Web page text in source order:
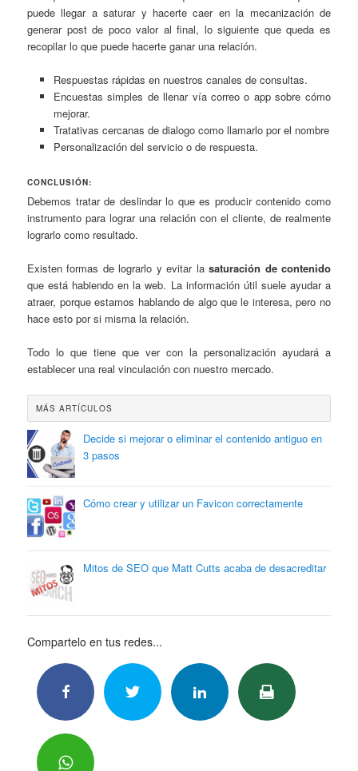
puede llegar a saturar y hacerte caer en la mecanización de
generar post de poco valor al final, lo siguiente que queda es
recopilar lo que puede hacerte ganar una relación.
Respuestas rápidas en nuestros canales de consultas.
Encuestas simples de llenar vía correo o app sobre cómo
mejorar.
Tratativas cercanas de dialogo como llamarlo por el nombre
Personalización del servicio o de respuesta.
CONCLUSIÓN:
Debemos tratar de deslindar lo que es producir contenido como
instrumento para lograr una relación con el cliente, de realmente
lograrlo como resultado.
Existen formas de lograrlo y evitar lasaturación de contenido
que está habiendo en la web. La información útil suele ayudar a
atraer, porque estamos hablando de algo que le interesa, pero no
hace esto por si misma la relación.
Todo lo que tiene que ver con la personalización ayudará a
establecer una real vinculación con nuestro mercado.
MÁS ARTÍCULOS
Decide si mejorar o eliminar el contenido antiguo en
3 pasos
Cómo crear y utilizar un Favicon correctamente
Mitos de SEO que Matt Cutts acaba de desacreditar
Compartelo en tus redes...